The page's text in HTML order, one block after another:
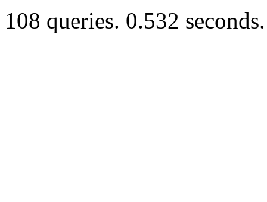
108 queries. 0.532 seconds.